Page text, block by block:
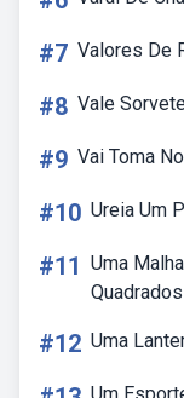
#7 Valores De
#8 Vale
#9 Vai Toma
#10 Ureia Um
#11 Uma
Quadrados
#12 Uma